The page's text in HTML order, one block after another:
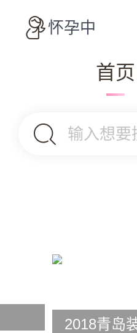
怀孕中
首页
输入想要
2018青岛